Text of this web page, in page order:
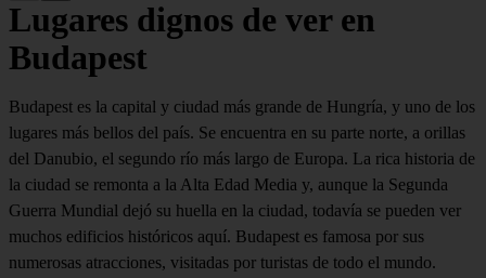
Lugares dignos de ver en
Budapest
Budapest es la capital y ciudad más grande de Hungría, y uno de los
lugares más bellos del país. Se encuentra en su parte norte, a orillas
del Danubio, el segundo río más largo de Europa. La rica historia de
la ciudad se remonta a la Alta Edad Media y, aunque la Segunda
Guerra Mundial dejó su huella en la ciudad, todavía se pueden ver
muchos edificios históricos aquí. Budapest es famosa por sus
numerosas atracciones, visitadas por turistas de todo el mundo.